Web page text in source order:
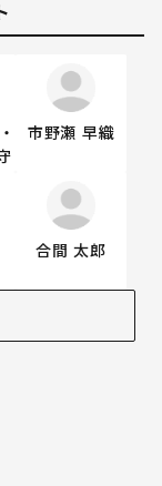
市野瀬 早織
合間 太郎